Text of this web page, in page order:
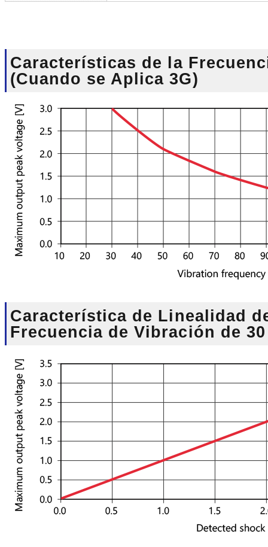
Características de la
(Cuando se Aplica 3G)
Característica de Linealidad
Frecuencia de Vibración de